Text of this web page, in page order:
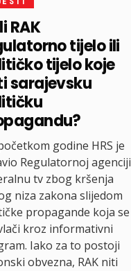
RAK
tijelo ili
tijelo koje
sarajevsku
godine HRS je
Regulatornoj agenciji
tv zbog kršenja
niza zakona slijedom
propagande koja se
kroz informativni
Iako za to postoji
obvezna, RAK niti